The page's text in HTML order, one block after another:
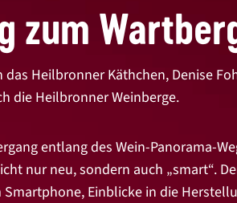
zum
Heilbronner Käthchen, Denise
die Heilbronner Weinberge.
entlang des Wein-Panorama-
nur neu, sondern auch „smart“.
Einblicke in die